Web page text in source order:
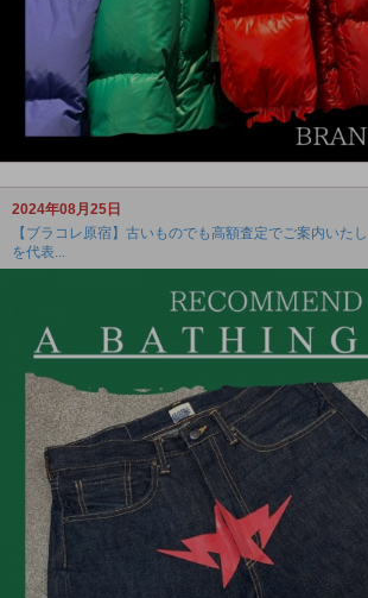
2024年08月25日
【ブラコレ原宿】古いものでも高額査定でご案内いた
を代表...